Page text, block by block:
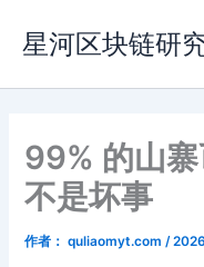
容
星河区块链研
99% 的山
不是坏事
作者： quliaomyt.com /